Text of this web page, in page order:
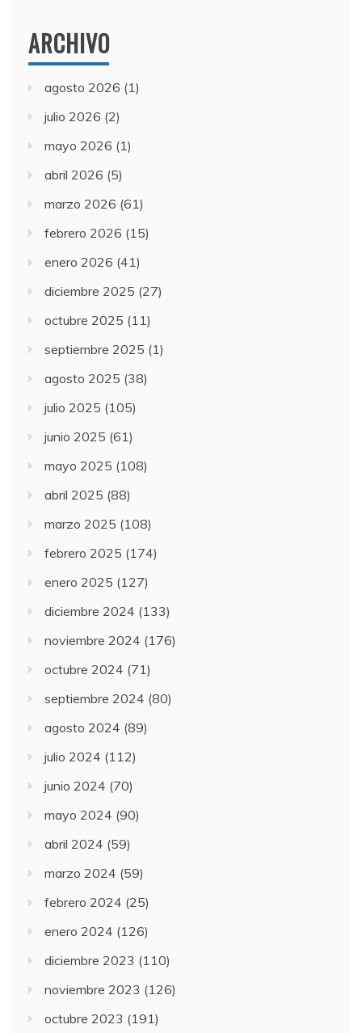
ARCHIVO
agosto 2026 (1)
julio 2026 (2)
mayo 2026 (1)
abril 2026 (5)
marzo 2026 (61)
febrero 2026 (15)
enero 2026 (41)
diciembre 2025 (27)
octubre 2025 (11)
septiembre 2025 (1)
agosto 2025 (38)
julio 2025 (105)
junio 2025 (61)
mayo 2025 (108)
abril 2025 (88)
marzo 2025 (108)
febrero 2025 (174)
enero 2025 (127)
diciembre 2024 (133)
noviembre 2024 (176)
octubre 2024 (71)
septiembre 2024 (80)
agosto 2024 (89)
julio 2024 (112)
junio 2024 (70)
mayo 2024 (90)
abril 2024 (59)
marzo 2024 (59)
febrero 2024 (25)
enero 2024 (126)
diciembre 2023 (110)
noviembre 2023 (126)
octubre 2023 (191)